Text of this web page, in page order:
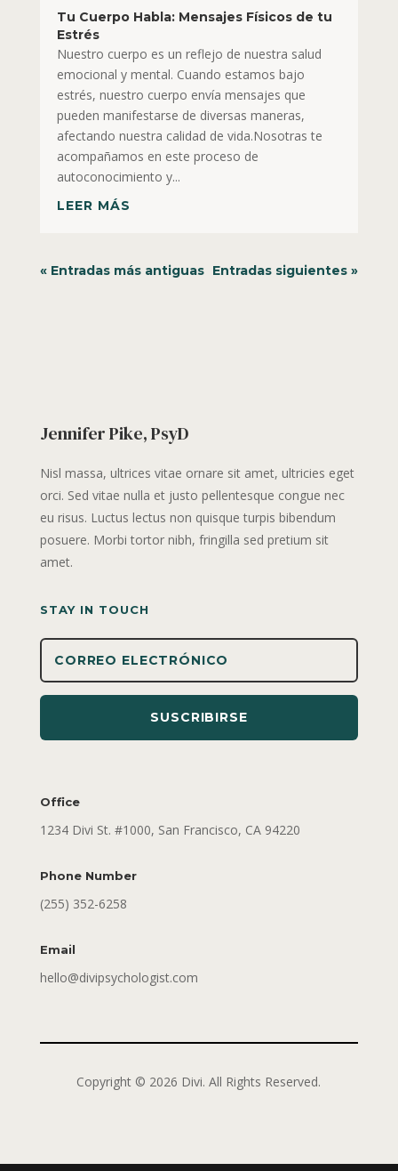
Tu Cuerpo Habla: Mensajes Físicos de tu
Estrés
Nuestro cuerpo es un reflejo de nuestra salud
emocional y mental. Cuando estamos bajo
estrés, nuestro cuerpo envía mensajes que
pueden manifestarse de diversas maneras,
afectando nuestra calidad de vida.Nosotras te
acompañamos en este proceso de
autoconocimiento y...
LEER MÁS
« Entradas más antiguas Entradas siguientes »
Jennifer Pike, PsyD
Nisl massa, ultrices vitae ornare sit amet, ultricies eget
orci. Sed vitae nulla et justo pellentesque congue nec
eu risus. Luctus lectus non quisque turpis bibendum
posuere. Morbi tortor nibh, fringilla sed pretium sit
amet.
STAY IN TOUCH
SUSCRIBIRSE
Office
1234 Divi St. #1000, San Francisco, CA 94220
Phone Number
(255) 352-6258
Email
hello@divipsychologist.com
Copyright © 2026 Divi. All Rights Reserved.